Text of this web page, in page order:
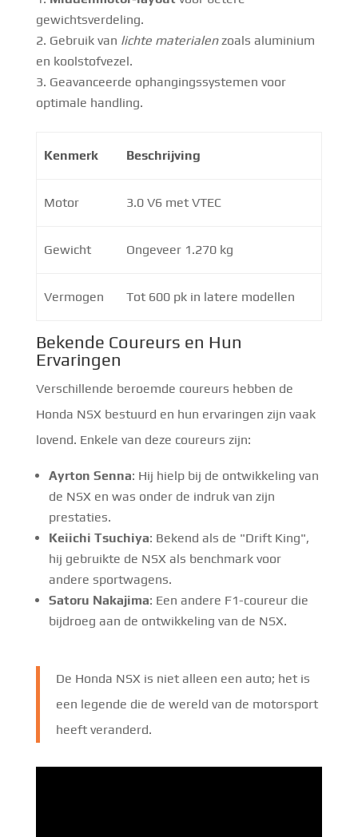
gewichtsverdeling.
Gebruik van lichte materialenzoals aluminium
en koolstofvezel.
Geavanceerde ophangingssystemen voor
optimale handling.
Kenmerk Beschrijving
Motor 3.0 V6 met VTEC
Gewicht Ongeveer 1.270 kg
Vermogen Tot 600 pk in latere modellen
Bekende Coureurs en Hun
Ervaringen
Verschillende beroemde coureurs hebben de
Honda NSX bestuurd en hun ervaringen zijn vaak
lovend. Enkele van deze coureurs zijn:
Ayrton Senna: Hij hielp bij de ontwikkeling van
de NSX en was onder de indruk van zijn
prestaties.
Keiichi Tsuchiya: Bekend als de "Drift King",
hij gebruikte de NSX als benchmark voor
andere sportwagens.
Satoru Nakajima: Een andere F1-coureur die
bijdroeg aan de ontwikkeling van de NSX.
De Honda NSX is niet alleen een auto; het is
een legende die de wereld van de motorsport
heeft veranderd.